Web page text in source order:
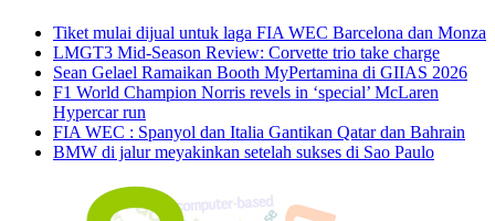
Tiket mulai dijual untuk laga FIA WEC Barcelona dan Monza
LMGT3 Mid-Season Review: Corvette trio take charge
Sean Gelael Ramaikan Booth MyPertamina di GIIAS 2026
F1 World Champion Norris revels in ‘special’ McLaren
Hypercar run
FIA WEC : Spanyol dan Italia Gantikan Qatar dan Bahrain
BMW di jalur meyakinkan setelah sukses di Sao Paulo